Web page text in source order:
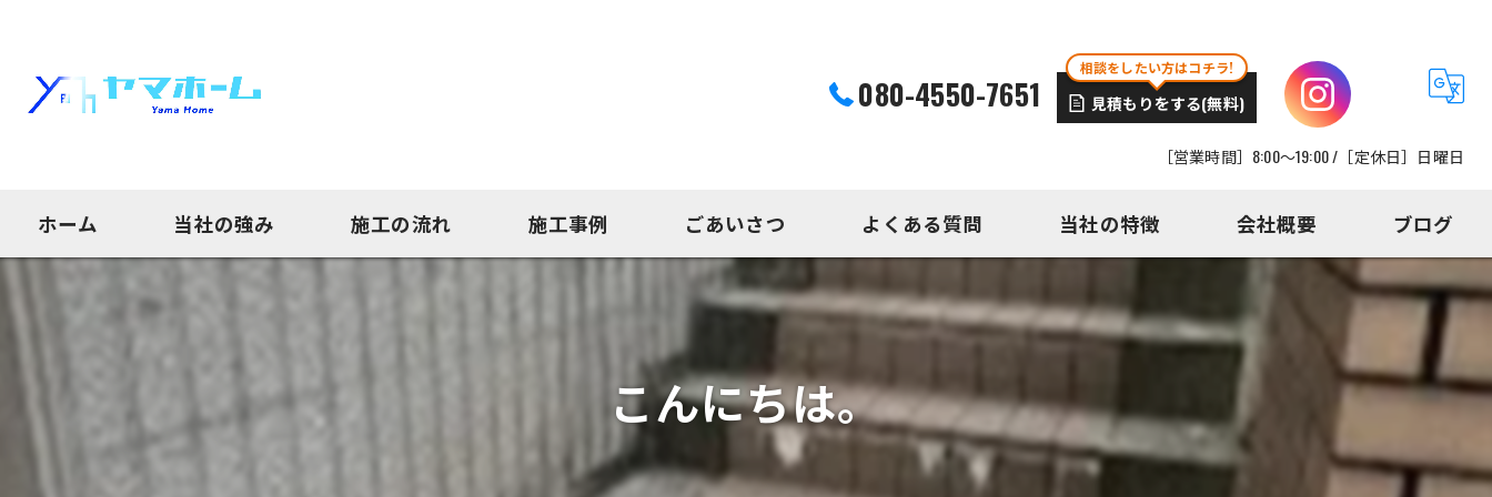
080-4550-7651
相談をしたい方はコチラ!
見積もりをする(無料)
［営業時間］8:00～19:00 /［定休日］日曜日
ホーム 当社の強み 施工の流れ 施工事例 ごあいさつ よくある質問 当社の特徴
外壁塗装
屋根工事
会社概要 ブログ
こんにちは。